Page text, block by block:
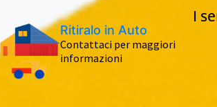
I
Ritiralo in Auto
Contattaci per maggiori
informazioni